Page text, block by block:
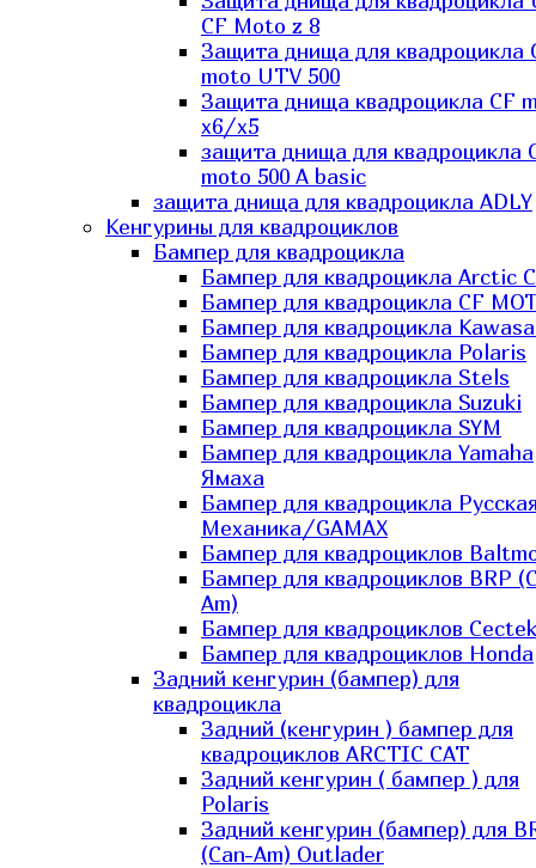
CF Moto z 8
Защита днища для квадроцикла
moto UTV 500
Защита днища квадроцикла СF
x6/x5
защита днища для квадроцикла
moto 500 A basic
защита днища для квадроцикла ADLY
Кенгурины для квадроциклов
Бампер для квадроцикла
Бампер для квадроцикла Arctic
Бампер для квадроцикла CF
Бампер для квадроцикла
Бампер для квадроцикла Polaris
Бампер для квадроцикла Stels
Бампер для квадроцикла Suzuki
Бампер для квадроцикла SYM
Бампер для квадроцикла Yamaha
Ямаха
Бампер для квадроцикла
Механика/GAMAX
Бампер для квадроциклов
Бампер для квадроциклов BRP
Am)
Бампер для квадроциклов Cectek
Бампер для квадроциклов Honda
Задний кенгурин (бампер) для
квадроцикла
Задний (кенгурин ) бампер для
квадроциклов ARCTIC CAT
Задний кенгурин ( бампер ) для
Polaris
Задний кенгурин (бампер) для
(Can-Am) Outlader